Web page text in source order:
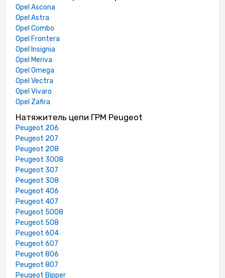
Opel Ascona
Opel Astra
Opel Combo
Opel Frontera
Opel Insignia
Opel Meriva
Opel Omega
Opel Vectra
Opel Vivaro
Opel Zafira
Натяжитель цепи ГРМ Peugeot
Peugeot 206
Peugeot 207
Peugeot 208
Peugeot 3008
Peugeot 307
Peugeot 308
Peugeot 406
Peugeot 407
Peugeot 5008
Peugeot 508
Peugeot 604
Peugeot 607
Peugeot 806
Peugeot 807
Peugeot Bipper